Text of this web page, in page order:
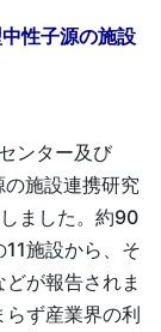
性子源の施設
ンター及び
施設連携研究
ました。約90
施設から、そ
が報告されま
らず産業界の利